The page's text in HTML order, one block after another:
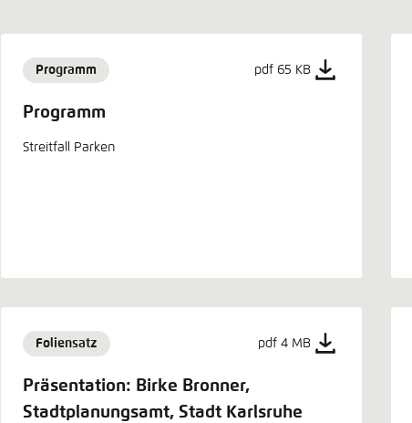
Programm pdf 65 KB
Programm
Streitfall Parken
Foliensatz pdf 4 MB
Präsentation: Birke Bronner,
Stadtplanungsamt, Stadt Karlsruhe